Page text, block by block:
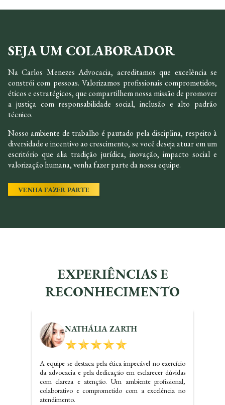
SEJA UM COLABORADOR
Na Carlos Menezes Advocacia, acreditamos que excelência se
constrói com pessoas. Valorizamos profissionais comprometidos,
éticos e estratégicos, que compartilhem nossa missão de promover
a justiça com responsabilidade social, inclusão e alto padrão
técnico.
Nosso ambiente de trabalho é pautado pela disciplina, respeito à
diversidade e incentivo ao crescimento, se você deseja atuar em um
escritório que alia tradição jurídica, inovação, impacto social e
valorização humana, venha fazer parte da nossa equipe.
VENHA FAZER PARTE
EXPERIÊNCIAS E
RECONHECIMENTO
NATHÁLIA ZARTH
A equipe se destaca pela ética impecável no exercício
da advocacia e pela dedicação em esclarecer dúvidas
com clareza e atenção. Um ambiente profissional,
colaborativo e comprometido com a excelência no
atendimento.